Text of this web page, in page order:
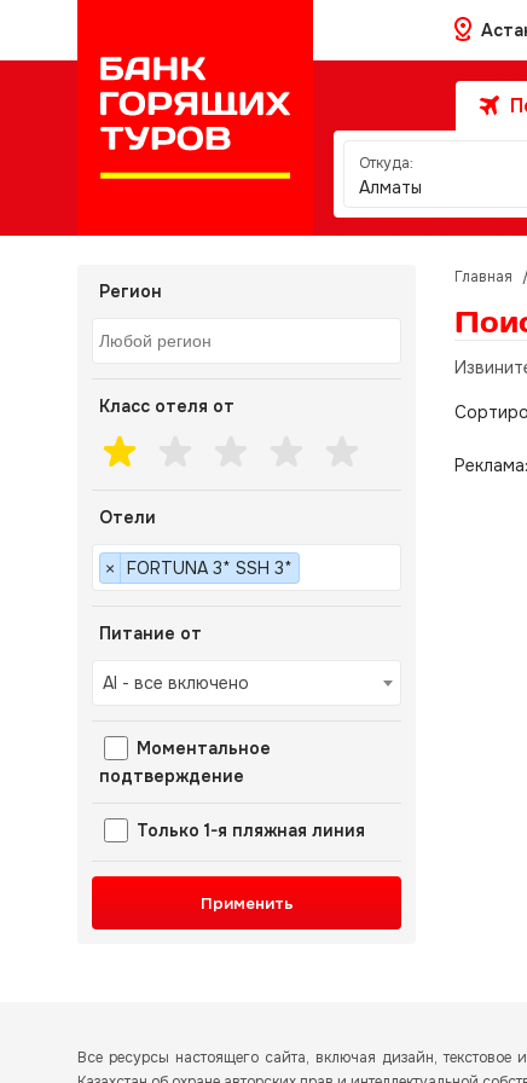
Откуда:
Алматы
Регион
Класс отеля от
Отели
× FORTUNA 3* SSH 3*
Питание от
AI - все включено
Моментальное
подтверждение
Только 1-я пляжная линия
Применить
Главная /
Реклама:
Все ресурсы настоящего сайта, включая дизайн,